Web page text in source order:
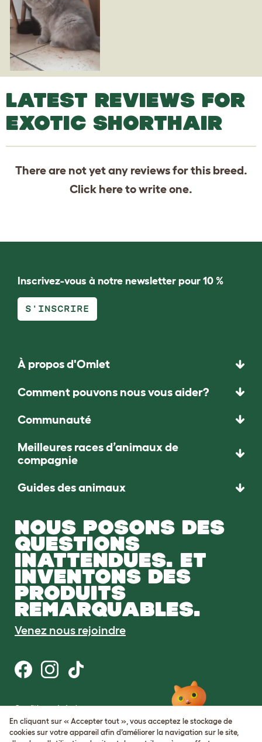
LATEST REVIEWS FOR
EXOTIC SHORTHAIR
There are not yet any reviews for this breed.
Click hereto write one.
Inscrivez-vous à notre newsletter pour 10 %
S'INSCRIRE
À propos d'Omlet
Comment pouvons nous vous aider?
Communauté
Meilleures races d’animaux de
compagnie
Guides des animaux
NOUS POSONS DES
QUESTIONS
INATTENDUES. ET
INVENTONS DES
PRODUITS
REMARQUABLES.
Venez nous rejoindre
Conditions générales
Protection de la vie privée et cookies
Cookie Settings
En cliquant sur « Accepter tout », vous acceptez le stockage de
cookies sur votre appareil afin d’améliorer la navigation sur le site,